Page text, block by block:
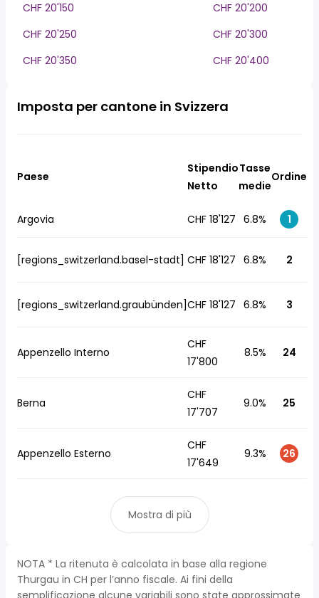
CHF 20'150
CHF 20'200
CHF 20'250
CHF 20'300
CHF 20'350
CHF 20'400
Imposta per cantone in Svizzera
Paese
Stipendio
Netto
Tasse
medie
Ordine
Argovia CHF 18'127 6.8% 1
[regions_switzerland.basel-stadt] CHF 18'127 6.8% 2
[regions_switzerland.graubünden]CHF 18'127 6.8% 3
Appenzello Interno
CHF
17'800
8.5% 24
Berna
CHF
17'707
9.0% 25
Appenzello Esterno
CHF
17'649
9.3% 26
Mostra di più
NOTA * La ritenuta è calcolata in base alla regione
Thurgau in CH per l’anno fiscale. Ai fini della
semplificazione alcune variabili sono state approssimate